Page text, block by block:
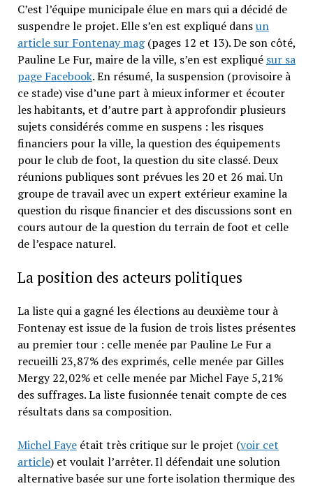
C’est l’équipe municipale élue en mars qui a décidé de
suspendre le projet. Elle s’en est expliqué dansun
article sur Fontenay mag(pages 12 et 13). De son côté,
Pauline Le Fur, maire de la ville, s’en est expliqué sur sa
page Facebook. En résumé, la suspension (provisoire à
ce stade) vise d’une part à mieux informer et écouter
les habitants, et d’autre part à approfondir plusieurs
sujets considérés comme en suspens : les risques
financiers pour la ville, la question des équipements
pour le club de foot, la question du site classé. Deux
réunions publiques sont prévues les 20 et 26 mai. Un
groupe de travail avec un expert extérieur examine la
question du risque financier et des discussions sont en
cours autour de la question du terrain de foot et celle
de l’espace naturel.
La position des acteurs politiques
La liste qui a gagné les élections au deuxième tour à
Fontenay est issue de la fusion de trois listes présentes
au premier tour : celle menée par Pauline Le Fur a
recueilli 23,87% des exprimés, celle menée par Gilles
Mergy 22,02% et celle menée par Michel Faye 5,21%
des suffrages. La liste fusionnée tenait compte de ces
résultats dans sa composition.
Michel Fayeétait très critique sur le projet (voir cet
article) et voulait l’arrêter. Il défendait une solution
alternative basée sur une forte isolation thermique des